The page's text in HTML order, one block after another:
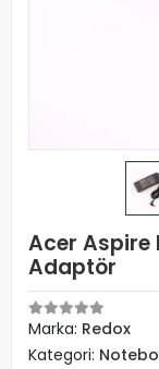
Acer Aspire
Adaptör
Marka: Redox
Kategori: